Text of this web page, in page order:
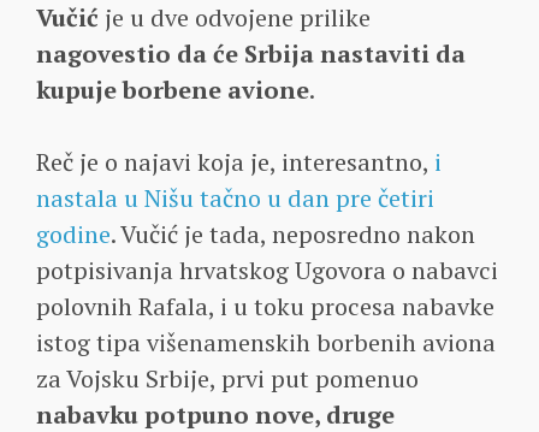
Vučić je u dve odvojene prilike
nagovestio da će Srbija nastaviti da
kupuje borbene avione.
Reč je o najavi koja je, interesantno, i
nastala u Nišu tačno u dan pre četiri
godine. Vučić je tada, neposredno nakon
potpisivanja hrvatskog Ugovora o nabavci
polovnih Rafala, i u toku procesa nabavke
istog tipa višenamenskih borbenih aviona
za Vojsku Srbije, prvi put pomenuo
nabavku potpuno nove, druge